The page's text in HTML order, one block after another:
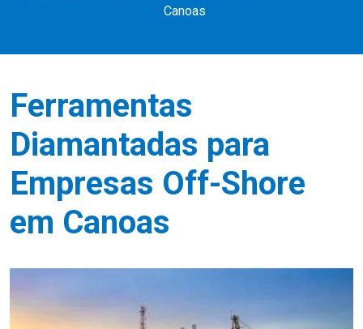
Canoas
Ferramentas
Diamantadas para
Empresas Off-Shore
em Canoas